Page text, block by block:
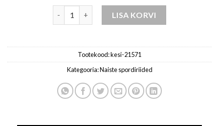
LISA KORVI
Tootekood:kesi-21571
Kategooria:Naiste spordiriided